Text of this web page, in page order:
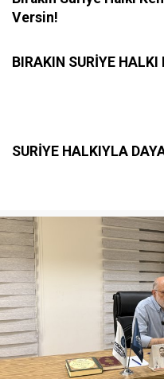
Versin!
BIRAKIN SURİYE HALKI
SURİYE HALKIYLA